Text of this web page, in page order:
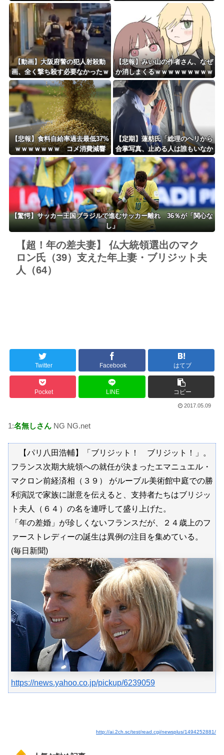
判ｗｗｗｗｗｗｗｗｗｗｗｗ
フローに陥る・・・
【動画】大阪府警の犯人射殺動
画、全く撃ち殺す必要なかったｗ
ｗｗｗｗｗｗｗｗｗｗ
【悲報】みい山の作者さん、なぜ
か消しまくるｗｗｗｗｗｗｗｗｗ
ｗｗｗｗｗｗ
【悲報】食料自給率過去最低37%
ｗｗｗｗｗｗｗ コメ消費減響
く・・・
【定期】蓮舫氏「総理のヘリから
合掌写真、止める人は誰もいなか
ったの？」「あまりにも愕然」
【驚愕】サッカー王国ブラジルで進むサッカー離れ 36％が「関心な
し」
【超！年の差夫妻】 仏大統領選出のマク
ロン氏（39）支えた年上妻・ブリジット夫
人（64）
Twitter Facebook はてブ
Pocket LINE コピー
2017.05.09
1:名無しさん NG NG.net
【パリ八田浩輔】「ブリジット！ ブリジット！」。
フランス次期大統領への就任が決まったエマニュエル・
マクロン前経済相（３９） がルーブル美術館中庭での勝
利演説で家族に謝意を伝えると、支持者たちはブリジッ
ト夫人（６４）の名を連呼して盛り上げた。
「年の差婚」が珍しくないフランスだが、２４歳上のフ
ァーストレディーの誕生は異例の注目を集めている。
(毎日新聞)
https://news.yahoo.co.jp/pickup/6239059
http://ai.2ch.sc/test/read.cgi/newsplus/1494252881/